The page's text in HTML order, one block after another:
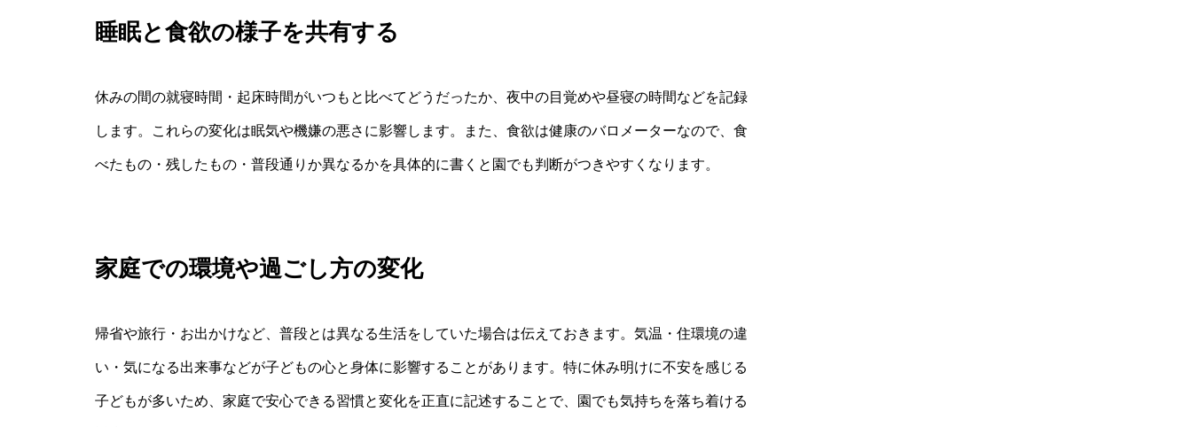
睡眠と食欲の様子を共有する
休みの間の就寝時間・起床時間がいつもと比べてどうだったか、夜中の目覚めや昼寝の時間などを記録
します。これらの変化は眠気や機嫌の悪さに影響します。また、食欲は健康のバロメーターなので、食
べたもの・残したもの・普段通りか異なるかを具体的に書くと園でも判断がつきやすくなります。
家庭での環境や過ごし方の変化
帰省や旅行・お出かけなど、普段とは異なる生活をしていた場合は伝えておきます。気温・住環境の違
い・気になる出来事などが子どもの心と身体に影響することがあります。特に休み明けに不安を感じる
子どもが多いため、家庭で安心できる習慣と変化を正直に記述することで、園でも気持ちを落ち着ける